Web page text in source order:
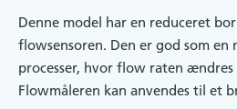
Denne model har en reduceret
flowsensoren. Den er god som en
processer, hvor flow raten
Flowmåleren kan anvendes til et